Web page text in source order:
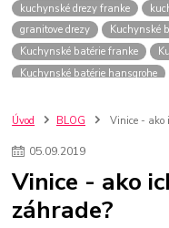
kuchynské drezy franke
granitove drezy
Kuchynské
Kuchynské batérie franke
Kuchynské batérie hansgrohe
kuchynské batérie sagittarius
kuchynské drezy sety
kúpelňové batérie
bidetové batérie
vaňové
Úvod BLOG Vinice - ako
05.09.2019
Vinice - ako
záhrade?